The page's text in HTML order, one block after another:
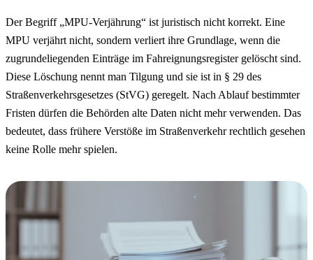
Der Begriff „MPU-Verjährung“ ist juristisch nicht korrekt. Eine
MPU verjährt nicht, sondern verliert ihre Grundlage, wenn die
zugrundeliegenden Einträge im Fahreignungsregister gelöscht sind.
Diese Löschung nennt man Tilgung und sie ist in § 29 des
Straßenverkehrsgesetzes (StVG) geregelt. Nach Ablauf bestimmter
Fristen dürfen die Behörden alte Daten nicht mehr verwenden. Das
bedeutet, dass frühere Verstöße im Straßenverkehr rechtlich gesehen
keine Rolle mehr spielen.